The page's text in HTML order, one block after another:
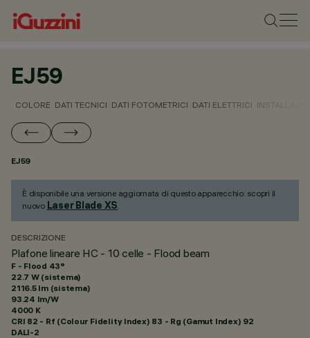
EJ59
COLORE DATI TECNICI DATI FOTOMETRICI DATI ELETTRICI
EJ59
È disponibile una versione aggiornata di questo apparecchio: scopri il
nuovo Laser Blade XS.
DESCRIZIONE
Plafone lineare HC - 10 celle - Flood beam
F - Flood 43°
22.7 W (sistema)
2116.5 lm (sistema)
93.24 lm/W
4000 K
CRI 82 - Rf (Colour Fidelity Index) 83 - Rg (Gamut Index) 92
DALI-2